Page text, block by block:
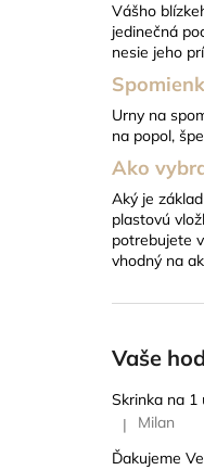
Vášho
jedinečná
nesie jeho
Urny na
na popol,
Ako
Aký je
plastovú
potrebujete
vhodný na
Vaše
Skrinka na 1
Hodnotenie
|
Milan
Ďakujeme
22 EUR